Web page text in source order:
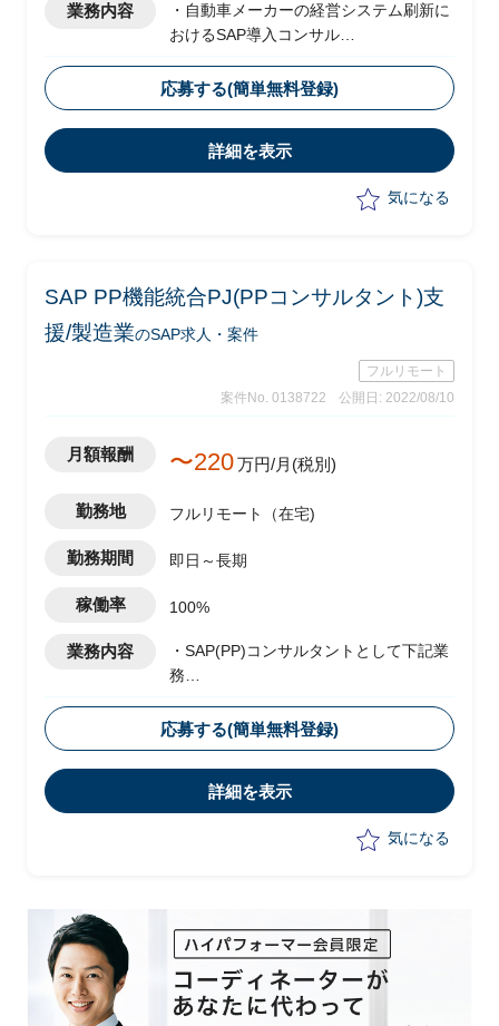
業務内容
・自動車メーカーの経営システム刷新に
おけるSAP導入コンサル
合し、業務プロセスおよびガバナンスの
標準化
・phase：要件定義(～2023年4月予
定)、設計以降はITベンダー発注予定
応募する(簡単無料登録)
詳細を表示
気になる
SAP PP機能統合PJ(PPコンサルタント)支
援/製造業のSAP求人・案件
フルリモート
案件No. 0138722
公開日: 2022/08/10
月額報酬 〜220万円/月(税別)
勤務地 フルリモート（在宅)
勤務期間 即日～長期
稼働率 100%
業務内容
・SAP(PP)コンサルタントとして下記業
務
部生産機能を、本社の販売経理SAPへ機
能統合
応募する(簡単無料登録)
詳細を表示
気になる